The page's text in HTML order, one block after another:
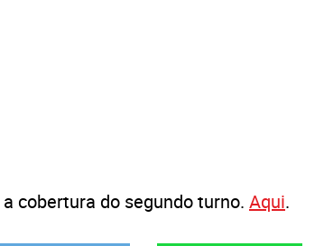
cobertura do segundo turno. Aqui.